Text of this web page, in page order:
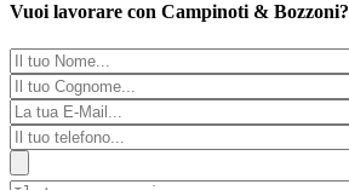
Vuoi lavorare con Campinoti & Bozzoni?